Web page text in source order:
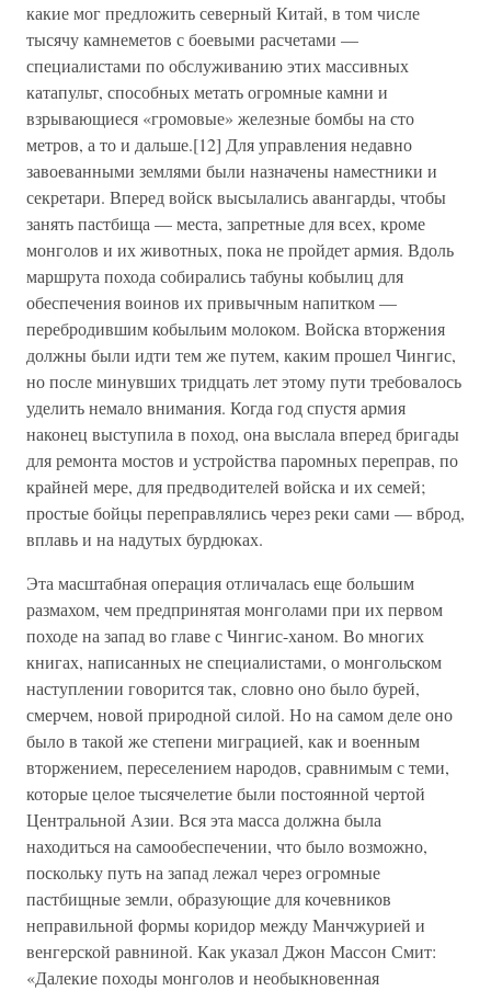
какие мог предложить северный Китай, в том числе
тысячу камнеметов с боевыми расчетами —
специалистами по обслуживанию этих массивных
катапульт, способных метать огромные камни и
взрывающиеся «громовые» железные бомбы на сто
метров, а то и дальше.[12] Для управления недавно
завоеванными землями были назначены наместники и
секретари. Вперед войск высылались авангарды, чтобы
занять пастбища — места, запретные для всех, кроме
монголов и их животных, пока не пройдет армия. Вдоль
маршрута похода собирались табуны кобылиц для
обеспечения воинов их привычным напитком —
перебродившим кобыльим молоком. Войска вторжения
должны были идти тем же путем, каким прошел Чингис,
но после минувших тридцать лет этому пути требовалось
уделить немало внимания. Когда год спустя армия
наконец выступила в поход, она выслала вперед бригады
для ремонта мостов и устройства паромных переправ, по
крайней мере, для предводителей войска и их семей;
простые бойцы переправлялись через реки сами — вброд,
вплавь и на надутых бурдюках.
Эта масштабная операция отличалась еще большим
размахом, чем предпринятая монголами при их первом
походе на запад во главе с Чингис-ханом. Во многих
книгах, написанных не специалистами, о монгольском
наступлении говорится так, словно оно было бурей,
смерчем, новой природной силой. Но на самом деле оно
было в такой же степени миграцией, как и военным
вторжением, переселением народов, сравнимым с теми,
которые целое тысячелетие были постоянной чертой
Центральной Азии. Вся эта масса должна была
находиться на самообеспечении, что было возможно,
поскольку путь на запад лежал через огромные
пастбищные земли, образующие для кочевников
неправильной формы коридор между Манчжурией и
венгерской равниной. Как указал Джон Массон Смит:
«Далекие походы монголов и необыкновенная